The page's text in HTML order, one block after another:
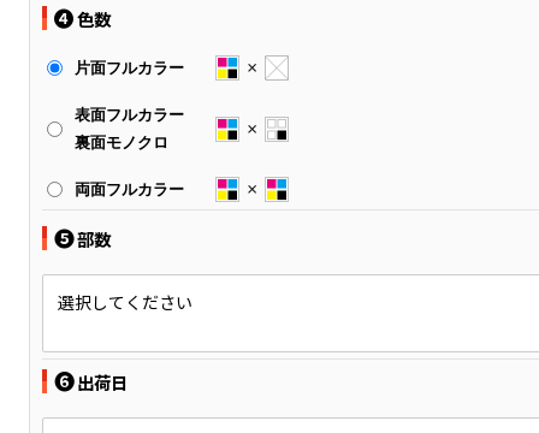
❹色数
片面フルカラー
表面フルカラー
裏面モノクロ
両面フルカラー
❺部数
選択してください
❻出荷日